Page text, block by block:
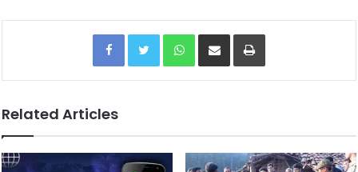
Facebook Twitter WhatsApp
Related Articles